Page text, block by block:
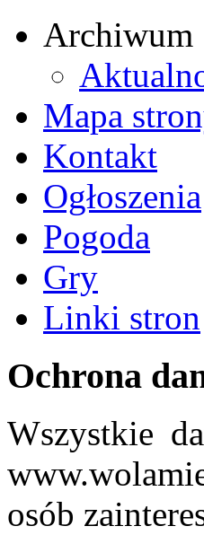
Archiwum
Mapa
Kontakt
Ogłoszenia
Pogoda
Gry
Linki stron
Ochrona
Wszystkie
osób